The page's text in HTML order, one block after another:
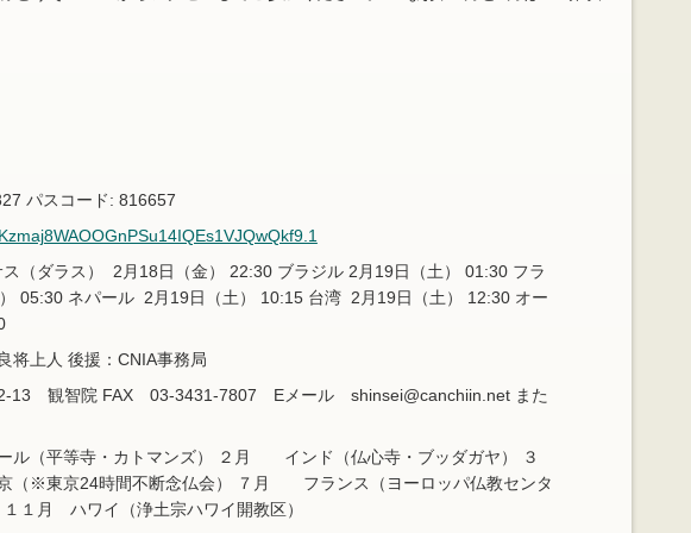
パスコード: 816657
（ダラス） 2月18日（金） 22:30 ブラジル 2月19日（土） 01:30 フラ
05:30 ネパール 2月19日（土） 10:15 台湾 2月19日（土） 12:30 オー
将上人 後援：CNIA事務局
13 観智院 FAX 03-3431-7807 Eメール shinsei@canchiin.net また
（平等寺・カトマンズ） ２月 インド（仏心寺・ブッダガヤ） ３
東京24時間不断念仏会） ７月 フランス（ヨーロッパ仏教センタ
月 ハワイ（浄土宗ハワイ開教区）